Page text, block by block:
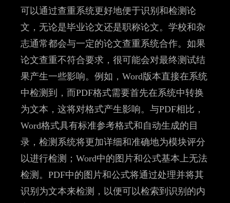
可以通过查重系统更好地便于识别和检测论
文，无论是毕业论文还是职称论文。学校和杂
志通常都会与一定的论文查重系统合作。如果
论文查重不符合要求，很可能会对最终测试结
果产生一些影响。例如，Word版本直接在系统
中检测到，而PDF格式需要首先在系统中转换
为文本，这将对格式产生影响。与PDF相比，
Word格式具有标准参考格式和自动生成的目
录，检测系统将更加详细和准确地为模块评分
以进行检测；Word中的图片和公式基本上无法
检测。PDF中的图片和公式将通过处理并将其
识别为文本来检测，以便可以检索到识别的内